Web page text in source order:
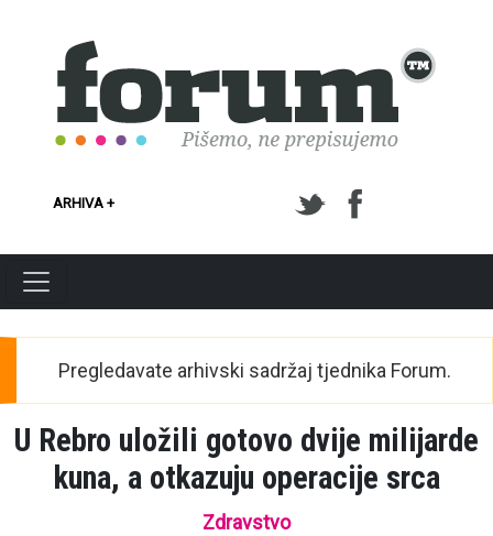
ARHIVA +
Pregledavate arhivski sadržaj tjednika Forum.
U Rebro uložili gotovo dvije milijarde
kuna, a otkazuju operacije srca
Zdravstvo